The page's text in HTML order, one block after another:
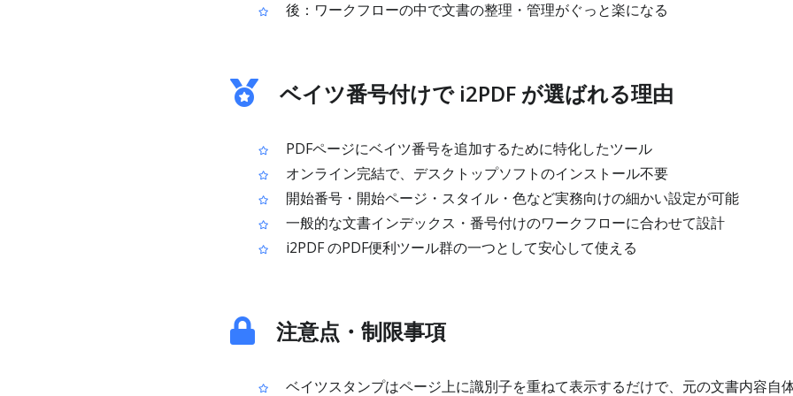
後：ワークフローの中で文書の整理・管理がぐっと楽になる
ベイツ番号付けで i2PDF が選ばれる理由
PDFページにベイツ番号を追加するために特化したツール
オンライン完結で、デスクトップソフトのインストール不要
開始番号・開始ページ・スタイル・色など実務向けの細かい設定が可能
一般的な文書インデックス・番号付けのワークフローに合わせて設計
i2PDF のPDF便利ツール群の一つとして安心して使える
注意点・制限事項
ベイツスタンプはページ上に識別子を重ねて表示するだけで、元の文書内容自